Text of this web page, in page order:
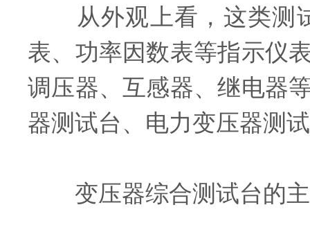
从外观上看，这类测试
表、功率因数表等指示仪
调压器、互感器、继电器
器测试台、电力变压器测
变压器综合测试台的主